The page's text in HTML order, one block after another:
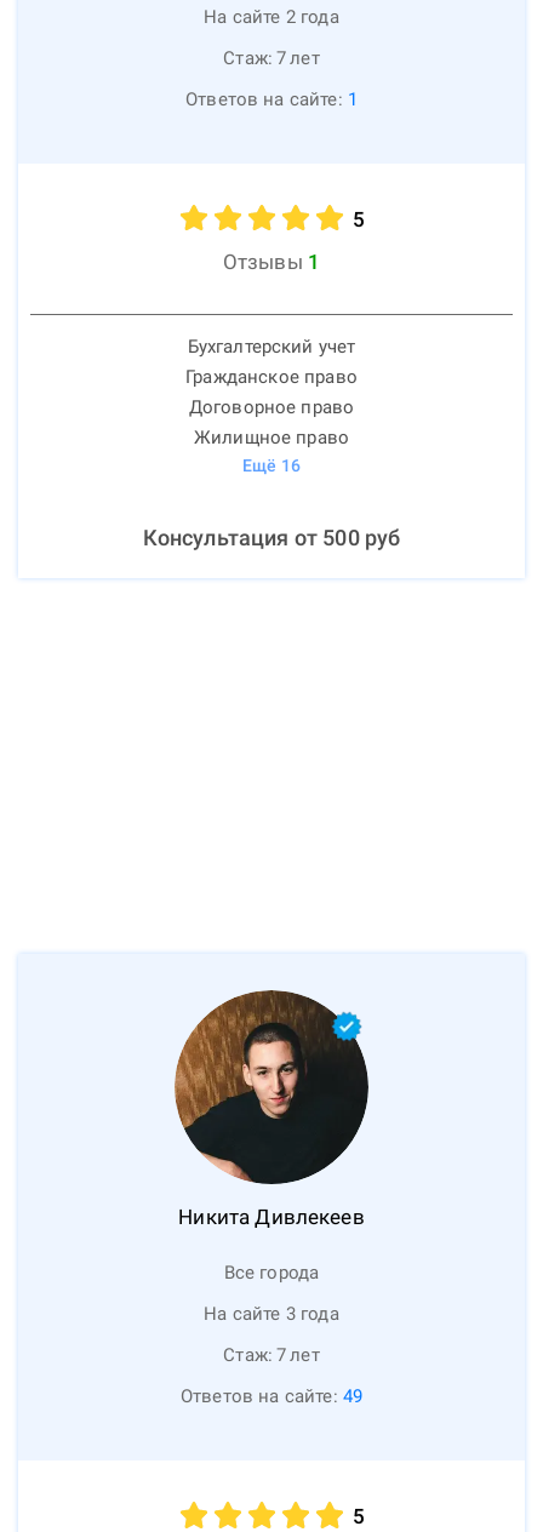
На сайте 2 года
Стаж: 7лет
Ответов на сайте: 1
5
Отзывы 1
Бухгалтерский учет
Гражданское право
Договорное право
Жилищное право
Ещё 16
Консультация от 500руб
Никита Дивлекеев
Все города
На сайте 3 года
Стаж: 7лет
Ответов на сайте: 49
5